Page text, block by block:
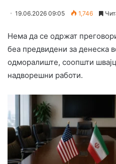
19.06.2026 09:05 1,746
Нема да се одржат
беа предвидени за денеска
одморалиште, соопшти
надворешни работи.